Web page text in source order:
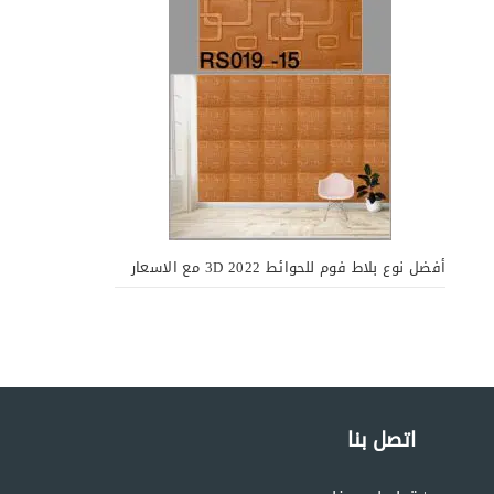
أفضل نوع بلاط فوم للحوائط 3D 2022 مع الاسعار
اتصل بنا